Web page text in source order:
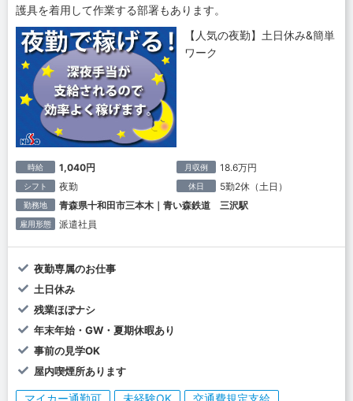
護具を着用して作業する部署もあります。
【人気の夜勤】土日休み&簡単
ワーク
時給 1,040円 月収例 18.6万円
シフト 夜勤 休日 5勤2休（土日）
勤務地 青森県十和田市三本木｜青い森鉄道 三沢駅
雇用形態 派遣社員
夜勤専属のお仕事
土日休み
残業ほぼナシ
年末年始・GW・夏期休暇あり
事前の見学OK
屋内喫煙所あります